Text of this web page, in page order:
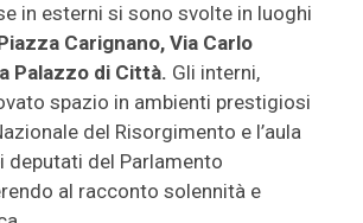
in esterni si sono svolte in luoghi
Carignano, Via Carlo
Palazzo di Città. Gli interni,
spazio in ambienti prestigiosi
del Risorgimento e l’aula
deputati del Parlamento
al racconto solennità e